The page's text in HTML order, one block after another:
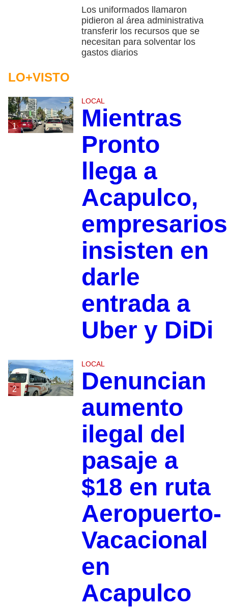
Los uniformados llamaron
pidieron al área administrativa
transferir los recursos que se
necesitan para solventar los
gastos diarios
LO+VISTO
1
LOCAL
Mientras
Pronto
llega a
Acapulco,
empresarios
insisten en
darle
entrada a
Uber y DiDi
2
LOCAL
Denuncian
aumento
ilegal del
pasaje a
$18 en ruta
Aeropuerto-
Vacacional
en
Acapulco